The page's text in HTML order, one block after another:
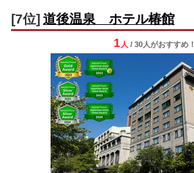
[7位] 道後温泉 ホテル椿館
1 人 / 30人がおすすめ！